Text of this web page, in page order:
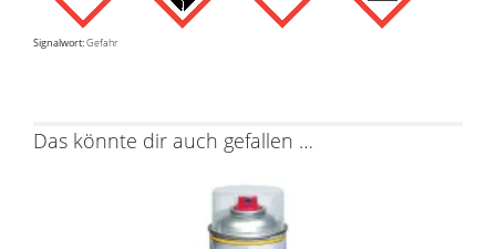
Signalwort:Gefahr
Das könnte dir auch gefallen …